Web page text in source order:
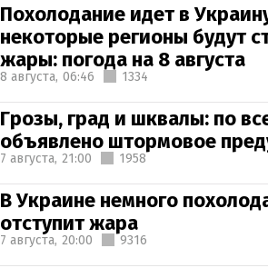
Похолодание идет в
некоторые регионы будут
жары: погода на 8 августа
8 августа, 06:46 1334
Грозы, град и шквалы: по
объявлено штормовое
7 августа, 21:00 1958
В Украине немного
отступит жара
7 августа, 20:00 9316